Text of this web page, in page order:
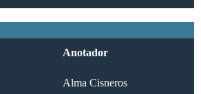
Anotador
Alma Cisneros